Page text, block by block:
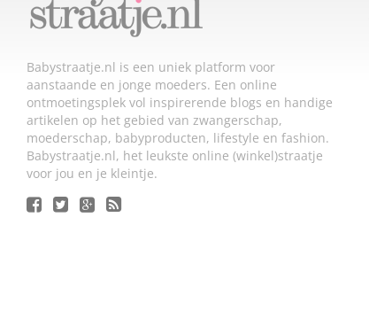
Babystraatje.nl is een uniek platform voor
aanstaande en jonge moeders. Een online
ontmoetingsplek vol inspirerende blogs en handige
artikelen op het gebied van zwangerschap,
moederschap, babyproducten, lifestyle en fashion.
Babystraatje.nl, het leukste online (winkel)straatje
voor jou en je kleintje.